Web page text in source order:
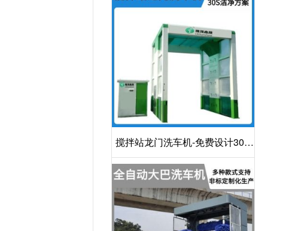
搅拌站龙门洗车机-免费设计30S
洁净方案[隆茂鑫晟]